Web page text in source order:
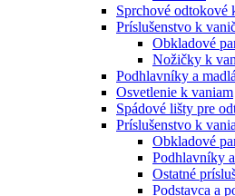
Sprchové odtokové
Príslušenstvo k
Obkladové
Nožičky k
Podhlavníky a madlá
Osvetlenie k vaniam
Spádové lišty pre
Príslušenstvo k
Obkladové
Podhlavníky
Ostatné
Podstavca a